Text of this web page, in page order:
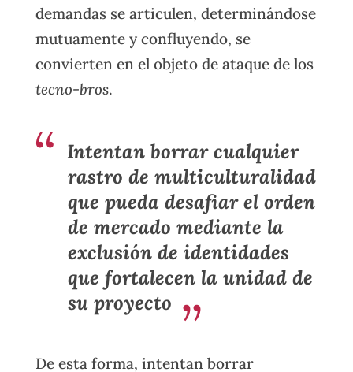
demandas se articulen, determinándose
mutuamente y confluyendo, se
convierten en el objeto de ataque de los
tecno-bros.
Intentan borrar cualquier
rastro de multiculturalidad
que pueda desafiar el orden
de mercado mediante la
exclusión de identidades
que fortalecen la unidad de
su proyecto
De esta forma, intentan borrar